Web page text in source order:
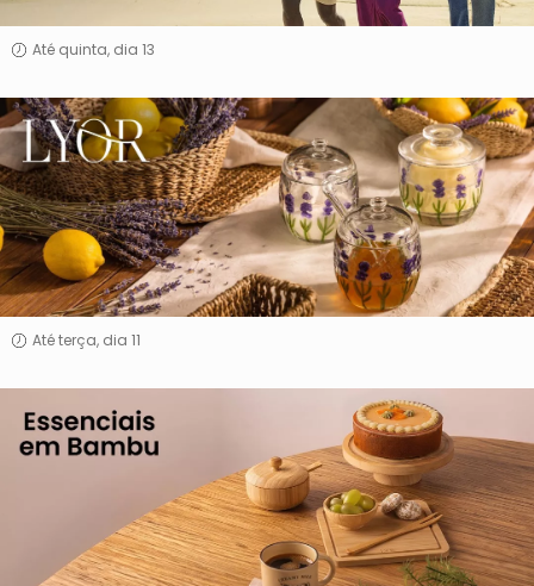
Até quinta, dia 13
Lyor
Até terça, dia 11
Essenciais
em